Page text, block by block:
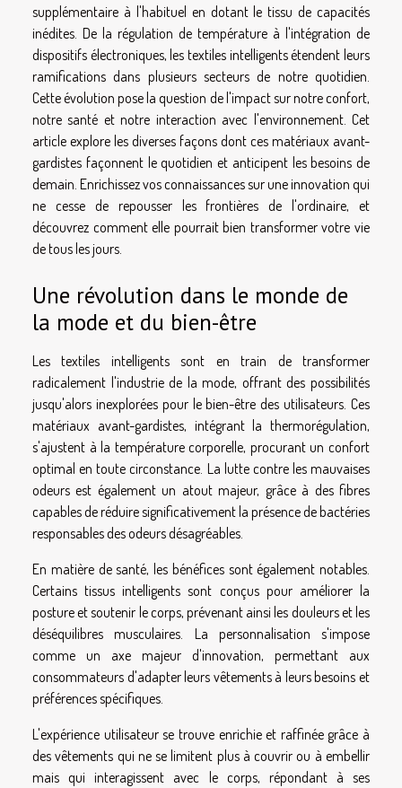
supplémentaire à l'habituel en dotant le tissu de capacités
inédites. De la régulation de température à l'intégration de
dispositifs électroniques, les textiles intelligents étendent leurs
ramifications dans plusieurs secteurs de notre quotidien.
Cette évolution pose la question de l'impact sur notre confort,
notre santé et notre interaction avec l'environnement. Cet
article explore les diverses façons dont ces matériaux avant-
gardistes façonnent le quotidien et anticipent les besoins de
demain. Enrichissez vos connaissances sur une innovation qui
ne cesse de repousser les frontières de l'ordinaire, et
découvrez comment elle pourrait bien transformer votre vie
de tous les jours.
Une révolution dans le monde de
la mode et du bien-être
Les textiles intelligents sont en train de transformer
radicalement l'industrie de la mode, offrant des possibilités
jusqu'alors inexplorées pour le bien-être des utilisateurs. Ces
matériaux avant-gardistes, intégrant la thermorégulation,
s'ajustent à la température corporelle, procurant un confort
optimal en toute circonstance. La lutte contre les mauvaises
odeurs est également un atout majeur, grâce à des fibres
capables de réduire significativement la présence de bactéries
responsables des odeurs désagréables.
En matière de santé, les bénéfices sont également notables.
Certains tissus intelligents sont conçus pour améliorer la
posture et soutenir le corps, prévenant ainsi les douleurs et les
déséquilibres musculaires. La personnalisation s'impose
comme un axe majeur d'innovation, permettant aux
consommateurs d'adapter leurs vêtements à leurs besoins et
préférences spécifiques.
L'expérience utilisateur se trouve enrichie et raffinée grâce à
des vêtements qui ne se limitent plus à couvrir ou à embellir
mais qui interagissent avec le corps, répondant à ses